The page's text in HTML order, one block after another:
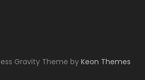
Gravity Theme by Keon Themes